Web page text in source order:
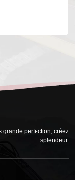
grande perfection, créez
splendeur.